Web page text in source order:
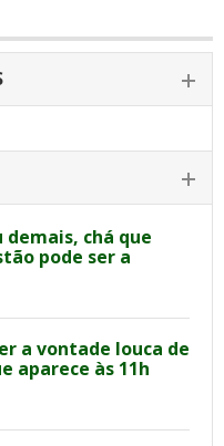
demais, chá que
pode ser a
a vontade louca de
aparece às 11h